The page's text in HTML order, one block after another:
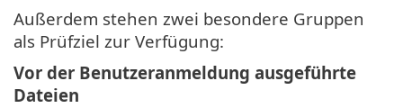
Außerdem stehen zwei besondere Gruppen
als Prüfziel zur Verfügung:
Vor der Benutzeranmeldung ausgeführte
Dateien